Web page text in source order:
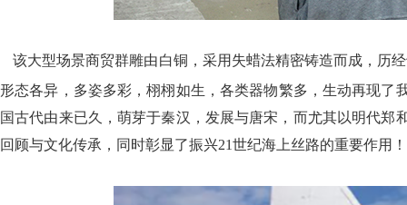
该大型场景商贸群雕由白铜，采用失蜡法精密铸造而成，历
形态各异，多姿多彩，栩栩如生，各类器物繁多，生动再现
国古代由来已久，萌芽于秦汉，发展与唐宋，而尤其以明代
回顾与文化传承，同时彰显了振兴21世纪海上丝路的重要作用